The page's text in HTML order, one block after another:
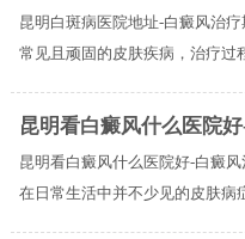
昆明白斑病医院地址-白癜风治
常见且顽固的皮肤疾病，治疗过
昆明看白癜风什么医院
昆明看白癜风什么医院好-白癜
在日常生活中并不少见的皮肤病